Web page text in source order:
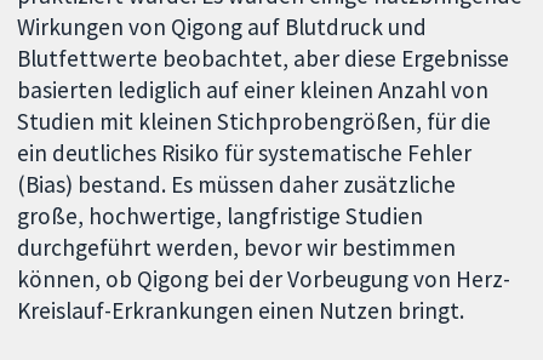
Wirkungen von Qigong auf Blutdruck und
Blutfettwerte beobachtet, aber diese Ergebnisse
basierten lediglich auf einer kleinen Anzahl von
Studien mit kleinen Stichprobengrößen, für die
ein deutliches Risiko für systematische Fehler
(Bias) bestand. Es müssen daher zusätzliche
große, hochwertige, langfristige Studien
durchgeführt werden, bevor wir bestimmen
können, ob Qigong bei der Vorbeugung von Herz-
Kreislauf-Erkrankungen einen Nutzen bringt.